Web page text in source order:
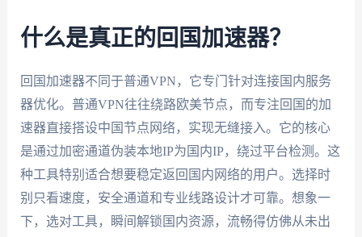
什么是真正的回国加速器？
回国加速器不同于普通VPN，它专门针对连接国内服务
器优化。普通VPN往往绕路欧美节点，而专注回国的加
速器直接搭设中国节点网络，实现无缝接入。它的核心
是通过加密通道伪装本地IP为国内IP，绕过平台检测。这
种工具特别适合想要稳定返回国内网络的用户。选择时
别只看速度，安全通道和专业线路设计才可靠。想象一
下，选对工具，瞬间解锁国内资源，流畅得仿佛从未出